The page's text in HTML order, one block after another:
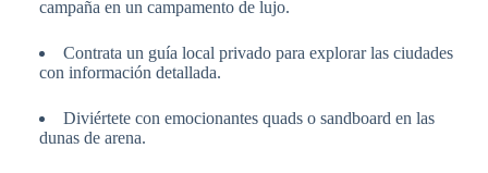
campaña en un campamento de lujo.
Contrata un guía local privado para explorar las ciudades
con información detallada.
Diviértete con emocionantes quads o sandboard en las
dunas de arena.